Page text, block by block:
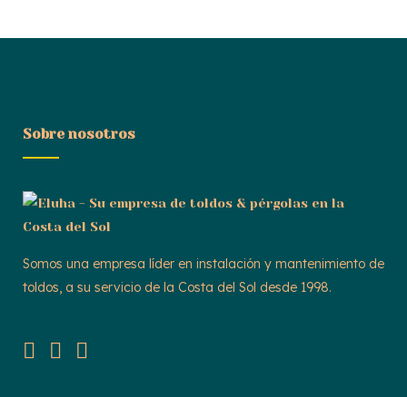
Sobre nosotros
Somos una empresa líder en instalación y mantenimiento de
toldos, a su servicio de la Costa del Sol desde 1998.